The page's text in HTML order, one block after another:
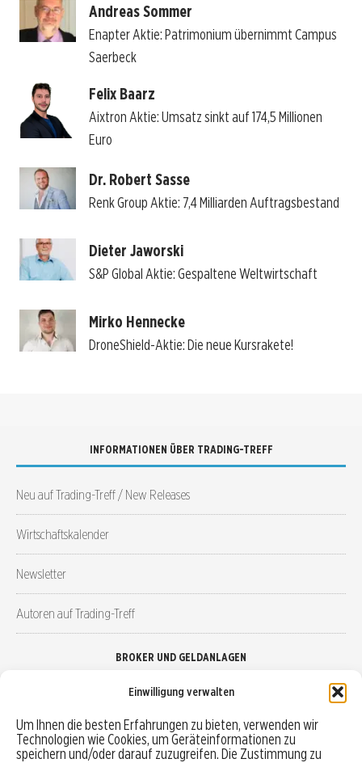
Einwilligung verwalten
Um Ihnen die besten Erfahrungen zu bieten, verwenden wir
Technologien wie Cookies, um Geräteinformationen zu
speichern und/oder darauf zuzugreifen. Die Zustimmung zu
Andreas Sommer
Enapter Aktie: Patrimonium übernimmt Campus
Saerbeck
Felix Baarz
Aixtron Aktie: Umsatz sinkt auf 174,5 Millionen
Euro
Dr. Robert Sasse
Renk Group Aktie: 7,4 Milliarden Auftragsbestand
Dieter Jaworski
S&P Global Aktie: Gespaltene Weltwirtschaft
Mirko Hennecke
DroneShield-Aktie: Die neue Kursrakete!
INFORMATIONEN ÜBER TRADING-TREFF
Neu auf Trading-Treff / New Releases
Wirtschaftskalender
Newsletter
Autoren auf Trading-Treff
BROKER UND GELDANLAGEN
Robo-Advisor vergleichen